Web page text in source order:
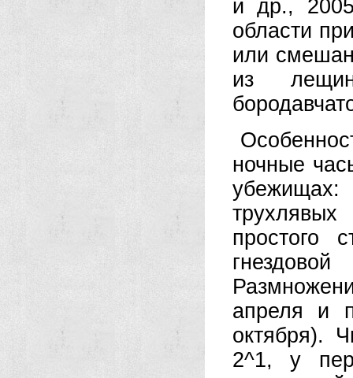
и др.,
области
или
из
ночные
простого
апреля и
октября).
2^1, у